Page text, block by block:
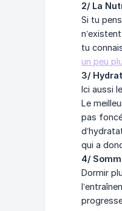
2/ La
Si tu
tu
un peu
3/
Ici aussi
Le
pas
qui a
4/
Dormir